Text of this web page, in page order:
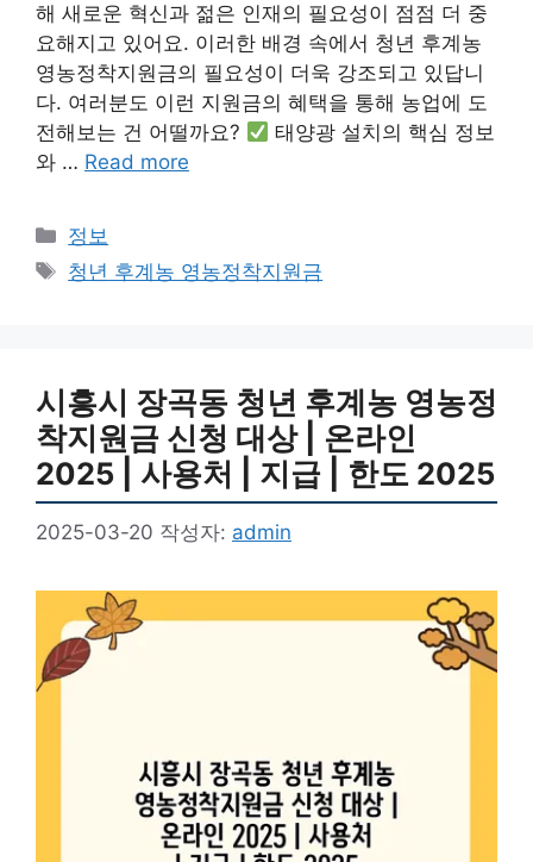
해 새로운 혁신과 젊은 인재의 필요성이 점점 더 중
요해지고 있어요. 이러한 배경 속에서 청년 후계농
영농정착지원금의 필요성이 더욱 강조되고 있답니
다. 여러분도 이런 지원금의 혜택을 통해 농업에 도
전해보는 건 어떨까요?
태양광 설치의 핵심 정보
와 … Read more
카
테
정보
태
청년 후계농 영농정착지원금
시흥시 장곡동 청년 후계농 영농정
착지원금 신청 대상 | 온라인
2025 | 사용처 | 지급 | 한도 2025
2025-03-20 작성자: admin